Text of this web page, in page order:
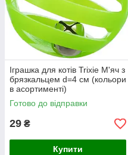
Іграшка для котів Trixie М'яч з
брязкальцем d=4 см (кольори
в асортименті)
Готово до відправки
29 ₴
Купити